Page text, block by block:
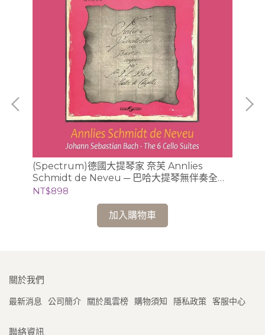
(Spectrum)德國大提琴家 奈芙 Annlies
Schmidt de Neveu ─ 巴哈大提琴無伴奏全曲
錄音 2CD (Ducretet-Thomson版)
NT$898
加入購物車
關於我們
最新消息 公司簡介 關於風雲榜 購物須知 隱私政策 客服中心
聯絡資訊